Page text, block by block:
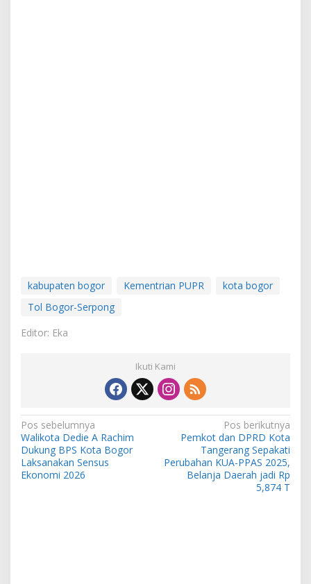
kabupaten bogor Kementrian PUPR
kota bogor
Tol Bogor-Serpong
Editor: Eka
Ikuti Kami
Navigasi
pos
Pos sebelumnya
Walikota Dedie A Rachim
Dukung BPS Kota Bogor
Laksanakan Sensus
Ekonomi 2026
Pos berikutnya
Pemkot dan DPRD Kota
Tangerang Sepakati
Perubahan KUA-PPAS 2025,
Belanja Daerah jadi Rp
5,874 T